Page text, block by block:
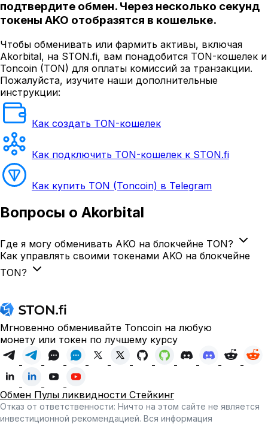
подтвердите обмен. Через несколько секунд
токены AKO отобразятся в кошельке.
Чтобы обменивать или фармить активы, включая
Akorbital, на STON.fi, вам понадобится TON-кошелек и
Toncoin (TON) для оплаты комиссий за транзакции.
Пожалуйста, изучите наши дополнительные
инструкции:
Как создать TON-кошелек
Как подключить TON-кошелек к STON.fi
Как купить TON (Toncoin) в Telegram
Вопросы о Akorbital
Где я могу обменивать AKO на блокчейне TON?
Как управлять своими токенами AKO на блокчейне
TON?
Мгновенно обменивайте Toncoin на любую
монету или токен по лучшему курсу
Обмен Пулы ликвидности Стейкинг
Отказ от ответственности: Ничто на этом сайте не является
инвестиционной рекомендацией. Вся информация